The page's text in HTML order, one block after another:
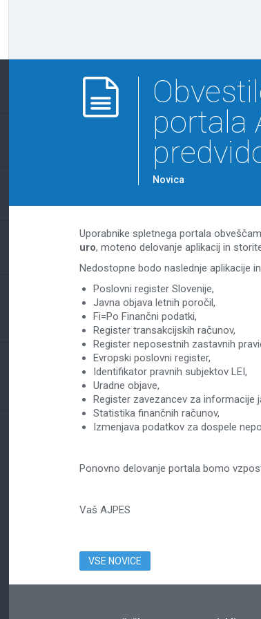

portala
Novica
Uporabnike spletnega portala
uro, moteno delovanje aplikacij in
Nedostopne bodo naslednje aplikacije
Poslovni register Slovenije,
Javna objava letnih poročil,
Fi=Po Finančni podatki,
Register transakcijskih računov,
Register neposestnih zastavnih
Evropski poslovni register,
Identifikator pravnih subjektov LEI,
Uradne objave,
Register zavezancev za informacije
Statistika finančnih računov,
Izmenjava podatkov za dospele
Ponovno delovanje portala bomo
Vaš AJPES
VSE NOVICE